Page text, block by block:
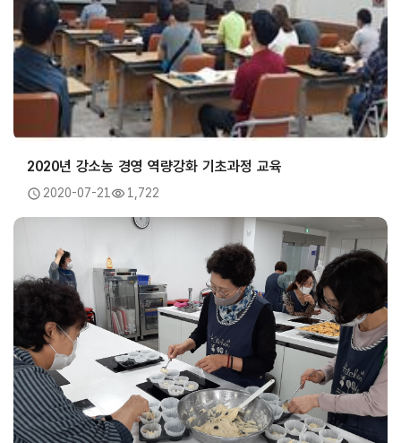
2020년 강소농 경영 역량강화 기초과정 교육
2020-07-21 1,722